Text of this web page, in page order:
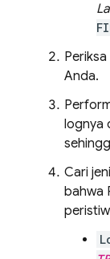
Anda.
lognya
Cari
bahwa